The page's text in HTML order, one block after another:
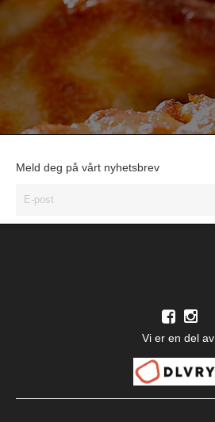
Meld deg på vårt nyhetsbrev
Vi er en del av